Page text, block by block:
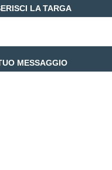
LA TARGA
MESSAGGIO